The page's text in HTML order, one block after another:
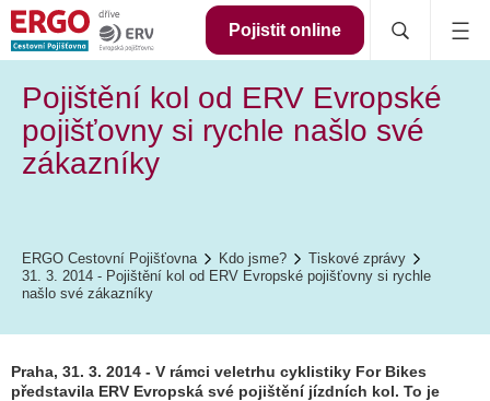
Pojistit online
Pojištění kol od ERV Evropské
pojišťovny si rychle našlo své
zákazníky
ERGO Cestovní Pojišťovna Kdo jsme?
Tiskové zprávy
31. 3. 2014 - Pojištění kol od ERV Evropské pojišťovny si rychle
našlo své zákazníky
Praha, 31. 3. 2014 - V rámci veletrhu cyklistiky For Bikes
představila ERV Evropská své pojištění jízdních kol. To je